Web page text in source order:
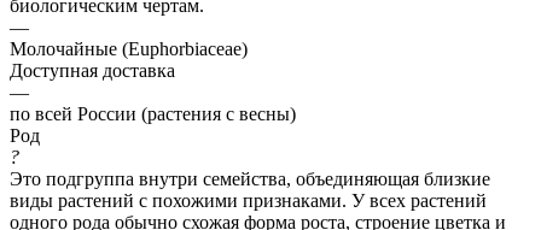
биологическим чертам.
—
Молочайные (Euphorbiaceae)
Доступная доставка
—
по всей России (растения с весны)
Род
?
Это подгруппа внутри семейства, объединяющая близкие
виды растений с похожими признаками. У всех растений
одного рода обычно схожая форма роста, строение цветка и